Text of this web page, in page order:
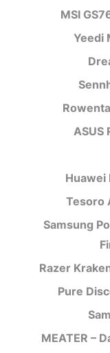
MSI
Yeedi
ASUS
Huawei
Tesoro
Samsung
Razer
Pure
MEATER –